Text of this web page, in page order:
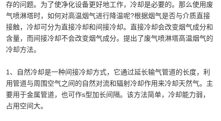
存的问题。为了使净化设备更好地工作，冷却是必要的。那么使用废
气喷淋塔时，如何对高温烟气进行降温呢?根据烟气是否与介质直接
接触，冷却可分为直接冷却和间接冷却。直接冷却会改变烟气成分和
含量，而间接冷却不会改变烟气成分。提出了废气喷淋塔高温烟气的
冷却方法。
1、自然冷却是一种间接冷却方式，它通过延长输气管道的长度，利
用管道与周围空气之间的自然对流和辐射冷却作用来冷却天然气。主
要用于金属管道，也可作s型加长间隔。该方法简单，冷却能力弱，
占用空间大。